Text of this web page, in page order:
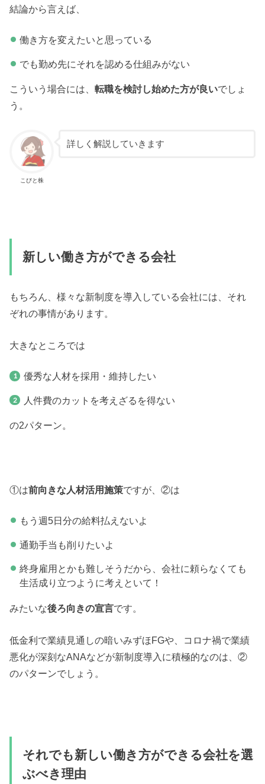
結論から言えば、
働き方を変えたいと思っている
でも勤め先にそれを認める仕組みがない
こういう場合には、転職を検討し始めた方が良いでしょ
う。
こびと株
詳しく解説していきます
新しい働き方ができる会社
もちろん、様々な新制度を導入している会社には、それ
ぞれの事情があります。
大きなところでは
優秀な人材を採用・維持したい
人件費のカットを考えざるを得ない
の2パターン。
①は前向きな人材活用施策ですが、②は
もう週5日分の給料払えないよ
通勤手当も削りたいよ
終身雇用とかも難しそうだから、会社に頼らなくても
生活成り立つように考えといて！
みたいな後ろ向きの宣言です。
低金利で業績見通しの暗いみずほFGや、コロナ禍で業績
悪化が深刻なANAなどが新制度導入に積極的なのは、②
のパターンでしょう。
それでも新しい働き方ができる会社を選
ぶべき理由